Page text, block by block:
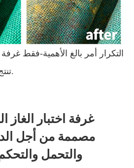
التكرار أمر بالغ الأهمية-فقط
تنتج بيانات مقارنة صالحة.
غرفة اختبار الغاز
والتحمل